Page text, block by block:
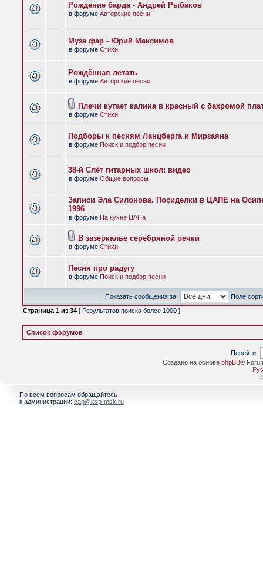
Рождение барда - Андрей Рыбаков
в форуме Авторские песни
Муза фар - Юрий Максимов
в форуме Стихи
Рождённая летать
в форуме Авторские песни
Плечи кутает калина в красный с бахромой
в форуме Стихи
Подборы к песням Ланцберга и Мирзаяна
в форуме Поиск и подбор песни
38-й Слёт гитарных школ: видео
в форуме Общие вопросы
Записи Эла Силонова. Посиделки в ЦАПЕ на
1996
в форуме На кухне ЦАПа
В зазеркалье серебряной речки
в форуме Стихи
Песня про радугу
в форуме Поиск и подбор песни
Показать сообщения за:
Поле
Страница 1 из 34 [ Результатов поиска более 1000 ]
Список форумов
Перейти:
Создано на основе phpBB®
[
По всем вопросам обращайтесь
к администрации: cap@ksp-msk.ru